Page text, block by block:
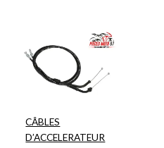
CÂBLES
D’ACCELERATEUR